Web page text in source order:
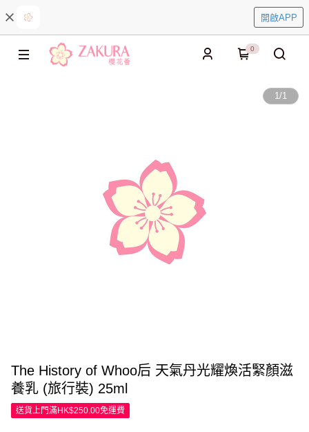
開啟APP
0
1/1
The History of Whoo后 天氣丹光耀煥活緊顏滋
養乳 (旅行裝) 25ml
送貨上門滿HK$250.00免運費